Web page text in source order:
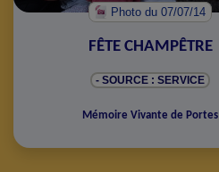
Photodu 07/07/14
FÊTE CHAMPÊTRE
- SOURCE : SERVICE
Mémoire Vivante de Portes